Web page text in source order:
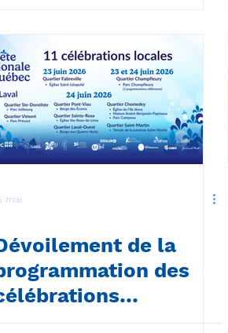
mai
de la
des
2026 de la